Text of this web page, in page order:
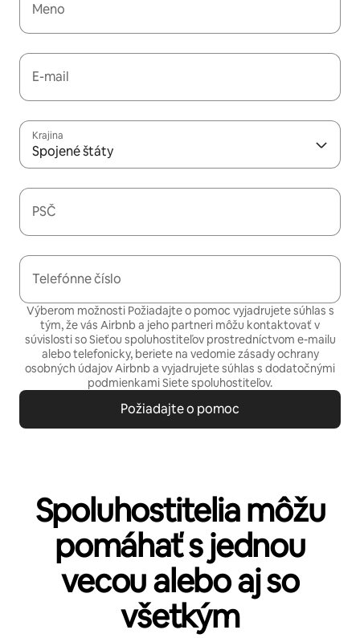
Meno
E-mail
Krajina
Spojené štáty
PSČ
Telefónne číslo
Výberom možnosti Požiadajte o pomoc vyjadrujete súhlas s
tým, že vás Airbnb a jeho partneri môžu kontaktovať v
súvislosti so Sieťou spoluhostiteľov prostredníctvom e-mailu
alebo telefonicky, beriete na vedomiezásady ochrany
osobných údajovAirbnb a vyjadrujete súhlas s dodatočnými
podmienkami Siete spoluhostiteľov.
Požiadajte o pomoc
Spoluhostitelia môžu
pomáhať s jednou
vecou alebo aj so
všetkým